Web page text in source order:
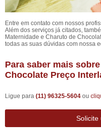
Entre em contato com nossos
Além dos serviços já citados,
Maternidade e Charuto de
todas as suas dúvidas com nossa
Para saber mais
Chocolate Preço
Ligue para (11) 96325-5604 ou
Solicite